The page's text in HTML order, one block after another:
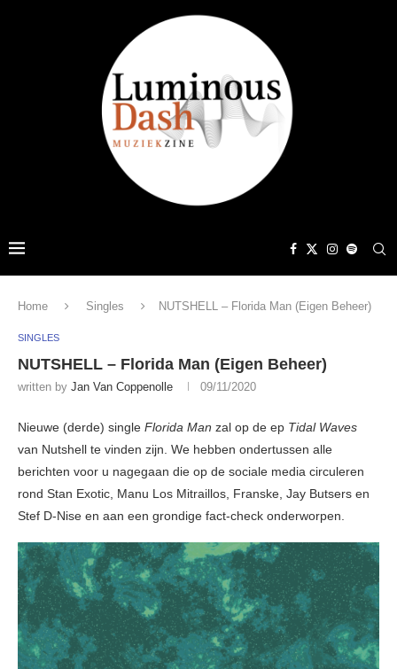
Home Singles NUTSHELL – Florida Man (Eigen Beheer)
SINGLES
NUTSHELL – Florida Man (Eigen Beheer)
written by Jan Van Coppenolle 09/11/2020
Nieuwe (derde) single Florida Man zal op de ep Tidal Waves
van Nutshell te vinden zijn. We hebben ondertussen alle
berichten voor u nagegaan die op de sociale media circuleren
rond Stan Exotic, Manu Los Mitraillos, Franske, Jay Butsers en
Stef D-Nise en aan een grondige fact-check onderworpen.